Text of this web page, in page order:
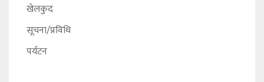
खेलकुद
सूचना/प्रविधि
पर्यटन